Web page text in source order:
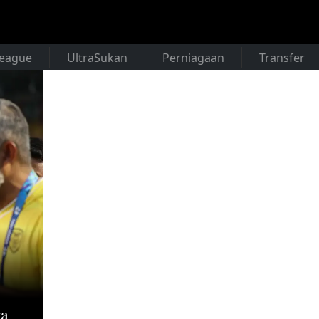
UltraSukan Perniagaan Transfer